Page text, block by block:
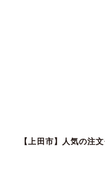
【上田市】人気の注